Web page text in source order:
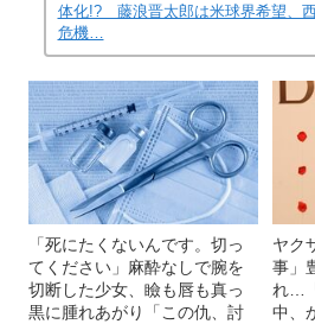
体化!? 藤浪晋太郎は米球界希望、
危機…
「死にたくないんです。切っ
てください」麻酔なしで腕を
切断した少女、瞼も唇も真っ
黒に腫れあがり「この仇、討
ヤク
事」
れ…
中、